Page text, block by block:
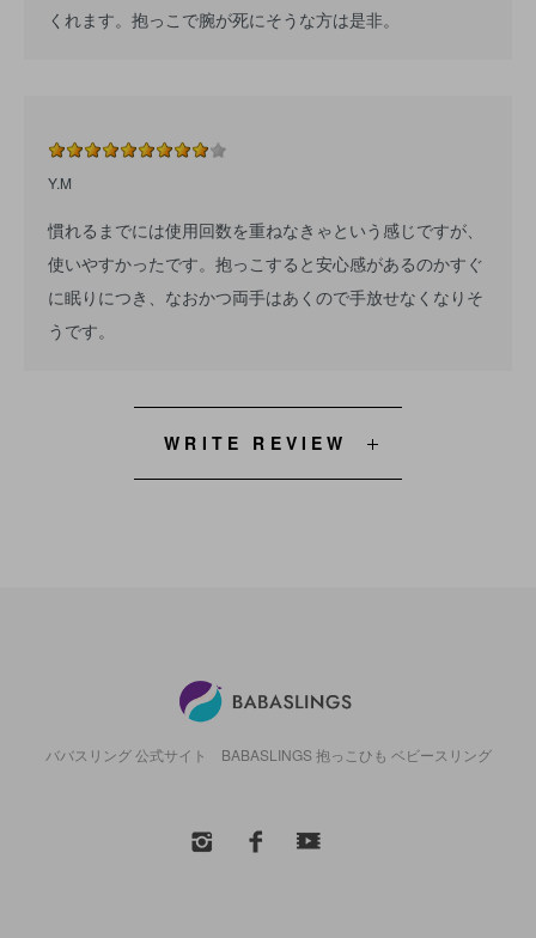
くれます。抱っこで腕が死にそうな方は是非。
Y.M
慣れるまでには使用回数を重ねなきゃという感じですが、
使いやすかったです。抱っこすると安心感があるのかすぐ
に眠りにつき、なおかつ両手はあくので手放せなくなりそ
うです。
WRITE REVIEW
ババスリング 公式サイト BABASLINGS 抱っこひも ベビースリング